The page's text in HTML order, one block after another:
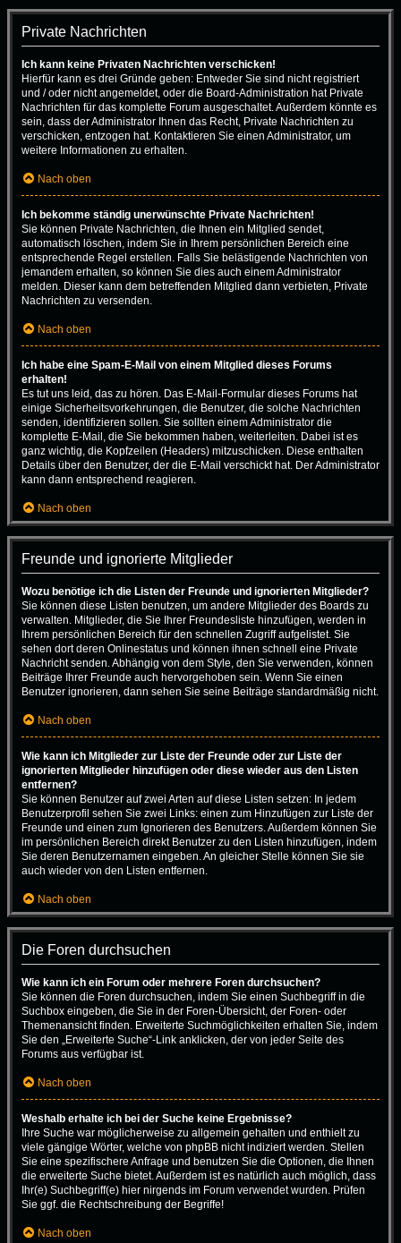
Private Nachrichten
Ich kann keine Privaten Nachrichten verschicken!
Hierfür kann es drei Gründe geben: Entweder Sie sind nicht registriert
und / oder nicht angemeldet, oder die Board-Administration hat Private
Nachrichten für das komplette Forum ausgeschaltet. Außerdem könnte es
sein, dass der Administrator Ihnen das Recht, Private Nachrichten zu
verschicken, entzogen hat. Kontaktieren Sie einen Administrator, um
weitere Informationen zu erhalten.
Nach oben
Ich bekomme ständig unerwünschte Private Nachrichten!
Sie können Private Nachrichten, die Ihnen ein Mitglied sendet,
automatisch löschen, indem Sie in Ihrem persönlichen Bereich eine
entsprechende Regel erstellen. Falls Sie belästigende Nachrichten von
jemandem erhalten, so können Sie dies auch einem Administrator
melden. Dieser kann dem betreffenden Mitglied dann verbieten, Private
Nachrichten zu versenden.
Nach oben
Ich habe eine Spam-E-Mail von einem Mitglied dieses Forums
erhalten!
Es tut uns leid, das zu hören. Das E-Mail-Formular dieses Forums hat
einige Sicherheitsvorkehrungen, die Benutzer, die solche Nachrichten
senden, identifizieren sollen. Sie sollten einem Administrator die
komplette E-Mail, die Sie bekommen haben, weiterleiten. Dabei ist es
ganz wichtig, die Kopfzeilen (Headers) mitzuschicken. Diese enthalten
Details über den Benutzer, der die E-Mail verschickt hat. Der Administrator
kann dann entsprechend reagieren.
Nach oben
Freunde und ignorierte Mitglieder
Wozu benötige ich die Listen der Freunde und ignorierten Mitglieder?
Sie können diese Listen benutzen, um andere Mitglieder des Boards zu
verwalten. Mitglieder, die Sie Ihrer Freundesliste hinzufügen, werden in
Ihrem persönlichen Bereich für den schnellen Zugriff aufgelistet. Sie
sehen dort deren Onlinestatus und können ihnen schnell eine Private
Nachricht senden. Abhängig von dem Style, den Sie verwenden, können
Beiträge Ihrer Freunde auch hervorgehoben sein. Wenn Sie einen
Benutzer ignorieren, dann sehen Sie seine Beiträge standardmäßig nicht.
Nach oben
Wie kann ich Mitglieder zur Liste der Freunde oder zur Liste der
ignorierten Mitglieder hinzufügen oder diese wieder aus den Listen
entfernen?
Sie können Benutzer auf zwei Arten auf diese Listen setzen: In jedem
Benutzerprofil sehen Sie zwei Links: einen zum Hinzufügen zur Liste der
Freunde und einen zum Ignorieren des Benutzers. Außerdem können Sie
im persönlichen Bereich direkt Benutzer zu den Listen hinzufügen, indem
Sie deren Benutzernamen eingeben. An gleicher Stelle können Sie sie
auch wieder von den Listen entfernen.
Nach oben
Die Foren durchsuchen
Wie kann ich ein Forum oder mehrere Foren durchsuchen?
Sie können die Foren durchsuchen, indem Sie einen Suchbegriff in die
Suchbox eingeben, die Sie in der Foren-Übersicht, der Foren- oder
Themenansicht finden. Erweiterte Suchmöglichkeiten erhalten Sie, indem
Sie den „Erweiterte Suche“-Link anklicken, der von jeder Seite des
Forums aus verfügbar ist.
Nach oben
Weshalb erhalte ich bei der Suche keine Ergebnisse?
Ihre Suche war möglicherweise zu allgemein gehalten und enthielt zu
viele gängige Wörter, welche von phpBB nicht indiziert werden. Stellen
Sie eine spezifischere Anfrage und benutzen Sie die Optionen, die Ihnen
die erweiterte Suche bietet. Außerdem ist es natürlich auch möglich, dass
Ihr(e) Suchbegriff(e) hier nirgends im Forum verwendet wurden. Prüfen
Sie ggf. die Rechtschreibung der Begriffe!
Nach oben